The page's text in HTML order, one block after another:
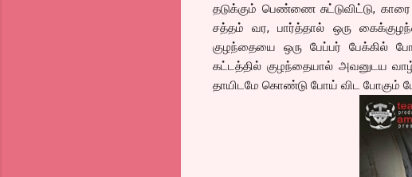
தடுக்கும் பெண்ணை சுட்டுவிட்டு,
சத்தம் வர, பார்த்தால் ஒரு
குழந்தையை ஒரு பேப்பர் பேக்கில்
கட்டத்தில் குழந்தையால் அவனுடய
தாயிடமே கொண்டு போய் விட போகும்